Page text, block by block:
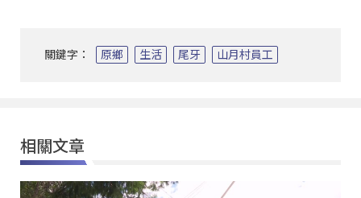
關鍵字： 原鄉 生活 尾牙 山月村員工
相關文章